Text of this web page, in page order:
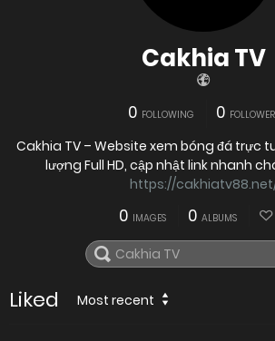
Cakhia TV
0 FOLLOWING 0
Cakhia TV – Website xem bóng đá trực
lượng Full HD, cập nhật link nhanh
https://
0 IMAGES 0 ALBUMS
Liked Most recent